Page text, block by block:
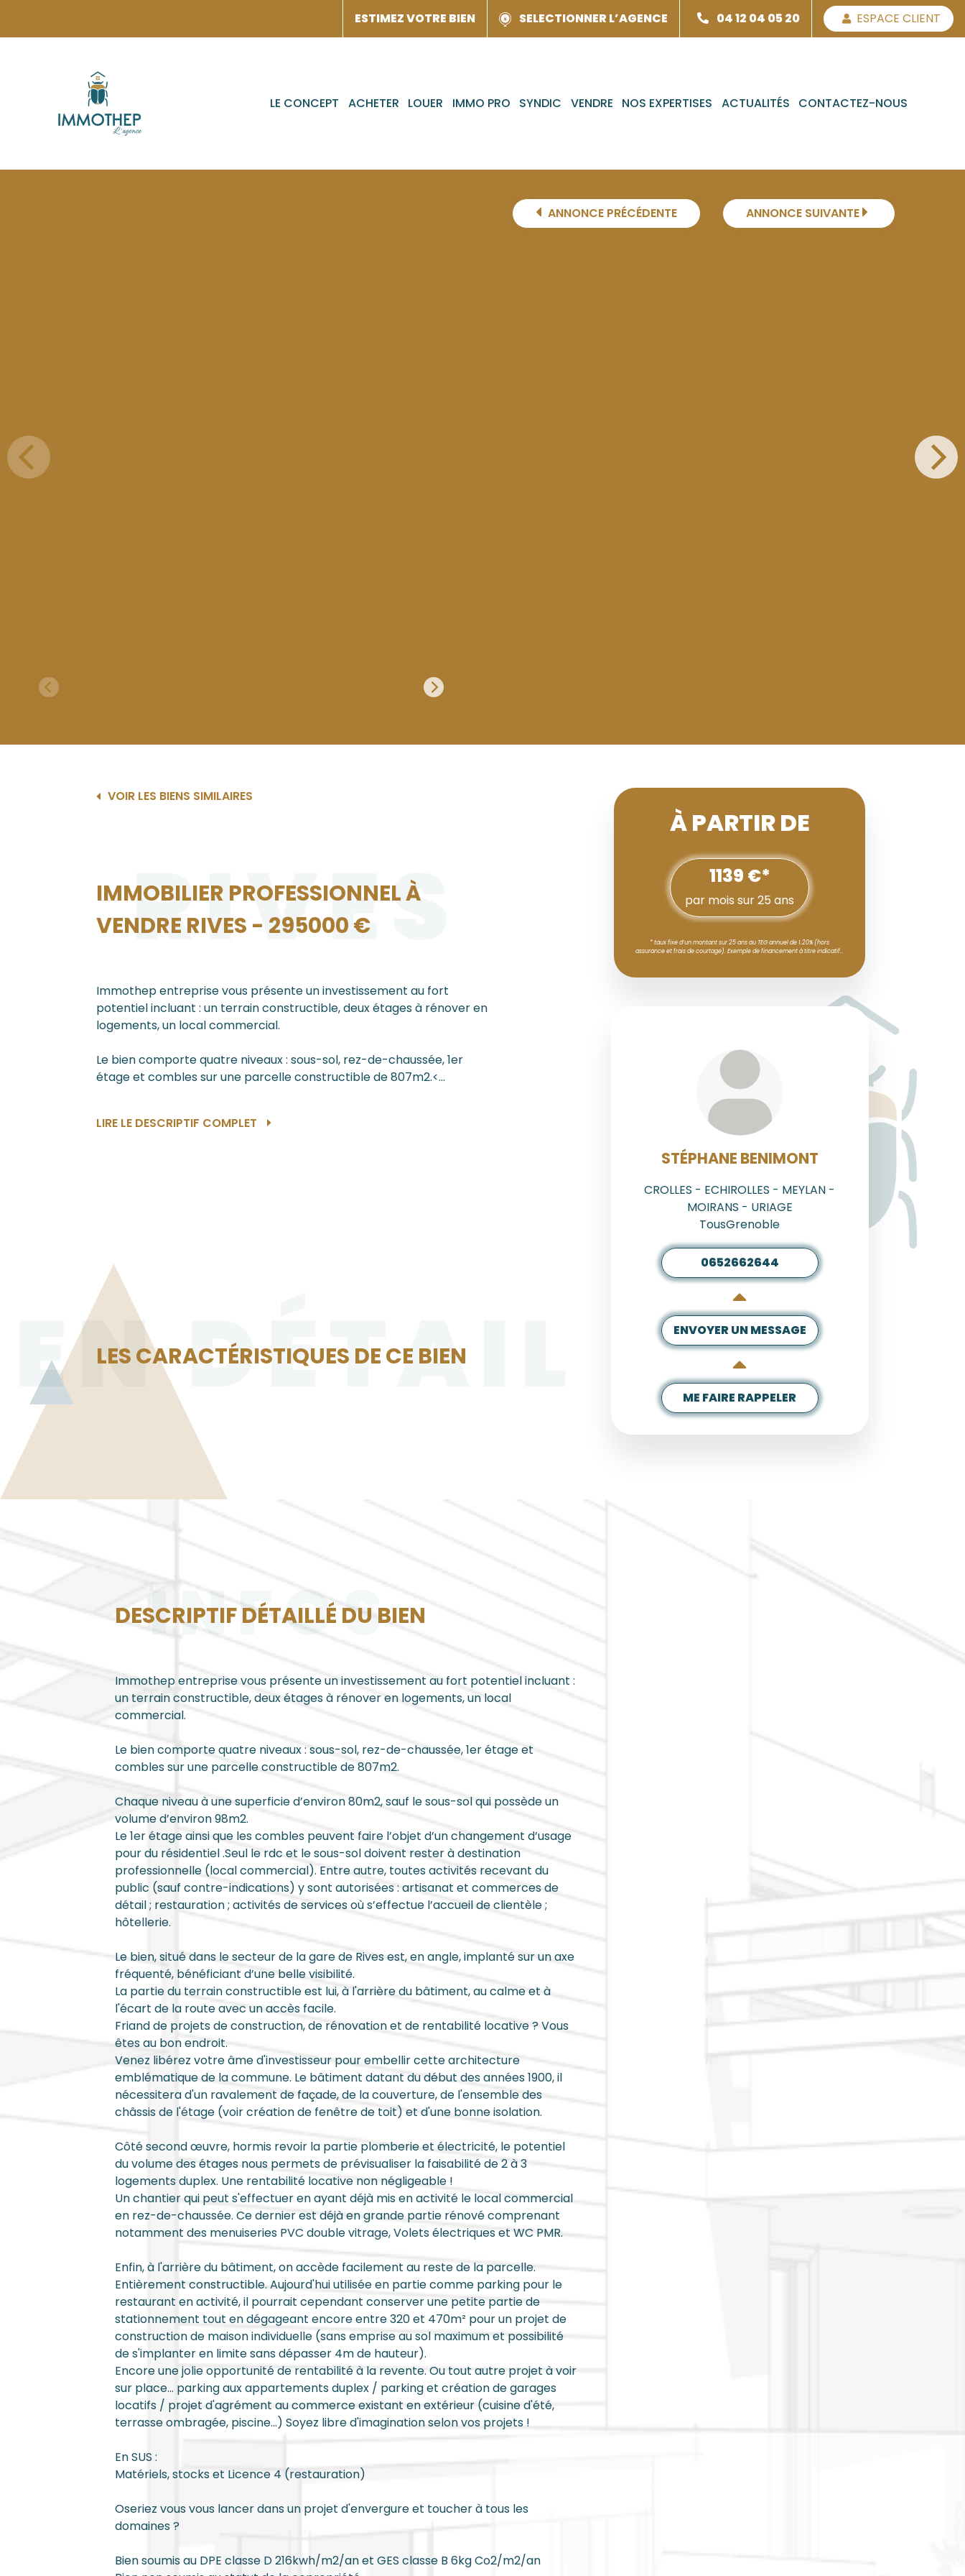
ESTIMEZ VOTRE BIEN SELECTIONNER L’AGENCE 04 12 04 05 20 ESPACE CLIENT
LE CONCEPT ACHETER LOUER IMMO PRO SYNDIC VENDRE NOS EXPERTISES ACTUALITÉS CONTACTEZ-NOUS
ANNONCE PRÉCÉDENTE ANNONCE SUIVANTE
VOIR LES BIENS SIMILAIRES
RIVES
IMMOBILIER PROFESSIONNEL À
VENDRE RIVES - 295000 €
Immothep entreprise vous présente un investissement au fort
potentiel incluant : un terrain constructible, deux étages à rénover en
logements, un local commercial.
Le bien comporte quatre niveaux : sous-sol, rez-de-chaussée, 1er
étage et combles sur une parcelle constructible de 807m2.<...
LIRE LE DESCRIPTIF COMPLET
EN DÉTAIL
LES CARACTÉRISTIQUES DE CE BIEN
À PARTIR DE
1139 €*
par mois sur 25 ans
* taux fixe d’un montant sur 25 ans au TEG annuel de 1.20% (hors
assurance et frais de courtage). Exemple de financement à titre indicatif…
AGENT
STÉPHANE BENIMONT
CROLLES - ECHIROLLES - MEYLAN -
MOIRANS - URIAGE
TousGrenoble
0652662644
ENVOYER UN MESSAGE
ME FAIRE RAPPELER
INFOS
DESCRIPTIF DÉTAILLÉ DU BIEN
Immothep entreprise vous présente un investissement au fort potentiel incluant :
un terrain constructible, deux étages à rénover en logements, un local
commercial.
Le bien comporte quatre niveaux : sous-sol, rez-de-chaussée, 1er étage et
combles sur une parcelle constructible de 807m2.
Chaque niveau à une superficie d’environ 80m2, sauf le sous-sol qui possède un
volume d’environ 98m2.
Le 1er étage ainsi que les combles peuvent faire l’objet d’un changement d’usage
pour du résidentiel .Seul le rdc et le sous-sol doivent rester à destination
professionnelle (local commercial). Entre autre, toutes activités recevant du
public (sauf contre-indications) y sont autorisées : artisanat et commerces de
détail ; restauration ; activités de services où s’effectue l’accueil de clientèle ;
hôtellerie.
Le bien, situé dans le secteur de la gare de Rives est, en angle, implanté sur un axe
fréquenté, bénéficiant d’une belle visibilité.
La partie du terrain constructible est lui, à l'arrière du bâtiment, au calme et à
l'écart de la route avec un accès facile.
Friand de projets de construction, de rénovation et de rentabilité locative ? Vous
êtes au bon endroit.
Venez libérez votre âme d'investisseur pour embellir cette architecture
emblématique de la commune. Le bâtiment datant du début des années 1900, il
nécessitera d'un ravalement de façade, de la couverture, de l'ensemble des
châssis de l'étage (voir création de fenêtre de toit) et d'une bonne isolation.
Côté second œuvre, hormis revoir la partie plomberie et électricité, le potentiel
du volume des étages nous permets de prévisualiser la faisabilité de 2 à 3
logements duplex. Une rentabilité locative non négligeable !
Un chantier qui peut s'effectuer en ayant déjà mis en activité le local commercial
en rez-de-chaussée. Ce dernier est déjà en grande partie rénové comprenant
notamment des menuiseries PVC double vitrage, Volets électriques et WC PMR.
Enfin, à l'arrière du bâtiment, on accède facilement au reste de la parcelle.
Entièrement constructible. Aujourd'hui utilisée en partie comme parking pour le
restaurant en activité, il pourrait cependant conserver une petite partie de
stationnement tout en dégageant encore entre 320 et 470m² pour un projet de
construction de maison individuelle (sans emprise au sol maximum et possibilité
de s'implanter en limite sans dépasser 4m de hauteur).
Encore une jolie opportunité de rentabilité à la revente. Ou tout autre projet à voir
sur place... parking aux appartements duplex / parking et création de garages
locatifs / projet d'agrément au commerce existant en extérieur (cuisine d'été,
terrasse ombragée, piscine...) Soyez libre d'imagination selon vos projets !
En SUS :
Matériels, stocks et Licence 4 (restauration)
Oseriez vous vous lancer dans un projet d'envergure et toucher à tous les
domaines ?
Bien soumis au DPE classe D 216kwh/m2/an et GES classe B 6kg Co2/m2/an